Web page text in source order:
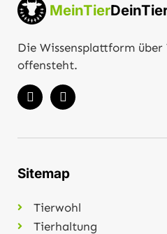
MeinTier
Die Wissensplattform
offensteht.
Sitemap
Tierwohl
Tierhaltung